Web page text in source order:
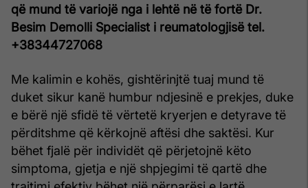
që mund të variojë nga i lehtë në të fortë Dr.
Besim Demolli Specialist i reumatologjisë tel.
+38344727068
Me kalimin e kohës, gishtërinjtë tuaj mund të
duket sikur kanë humbur ndjesinë e prekjes, duke
e bërë një sfidë të vërtetë kryerjen e detyrave të
përditshme që kërkojnë aftësi dhe saktësi. Kur
bëhet fjalë për individët që përjetojnë këto
simptoma, gjetja e një shpjegimi të qartë dhe